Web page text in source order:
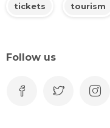
tickets tourism
Follow us